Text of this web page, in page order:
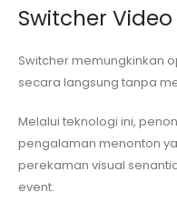
Switcher
Switcher memungkinkan
secara langsung tanpa
Melalui teknologi ini,
pengalaman menonton
perekaman visual
event.